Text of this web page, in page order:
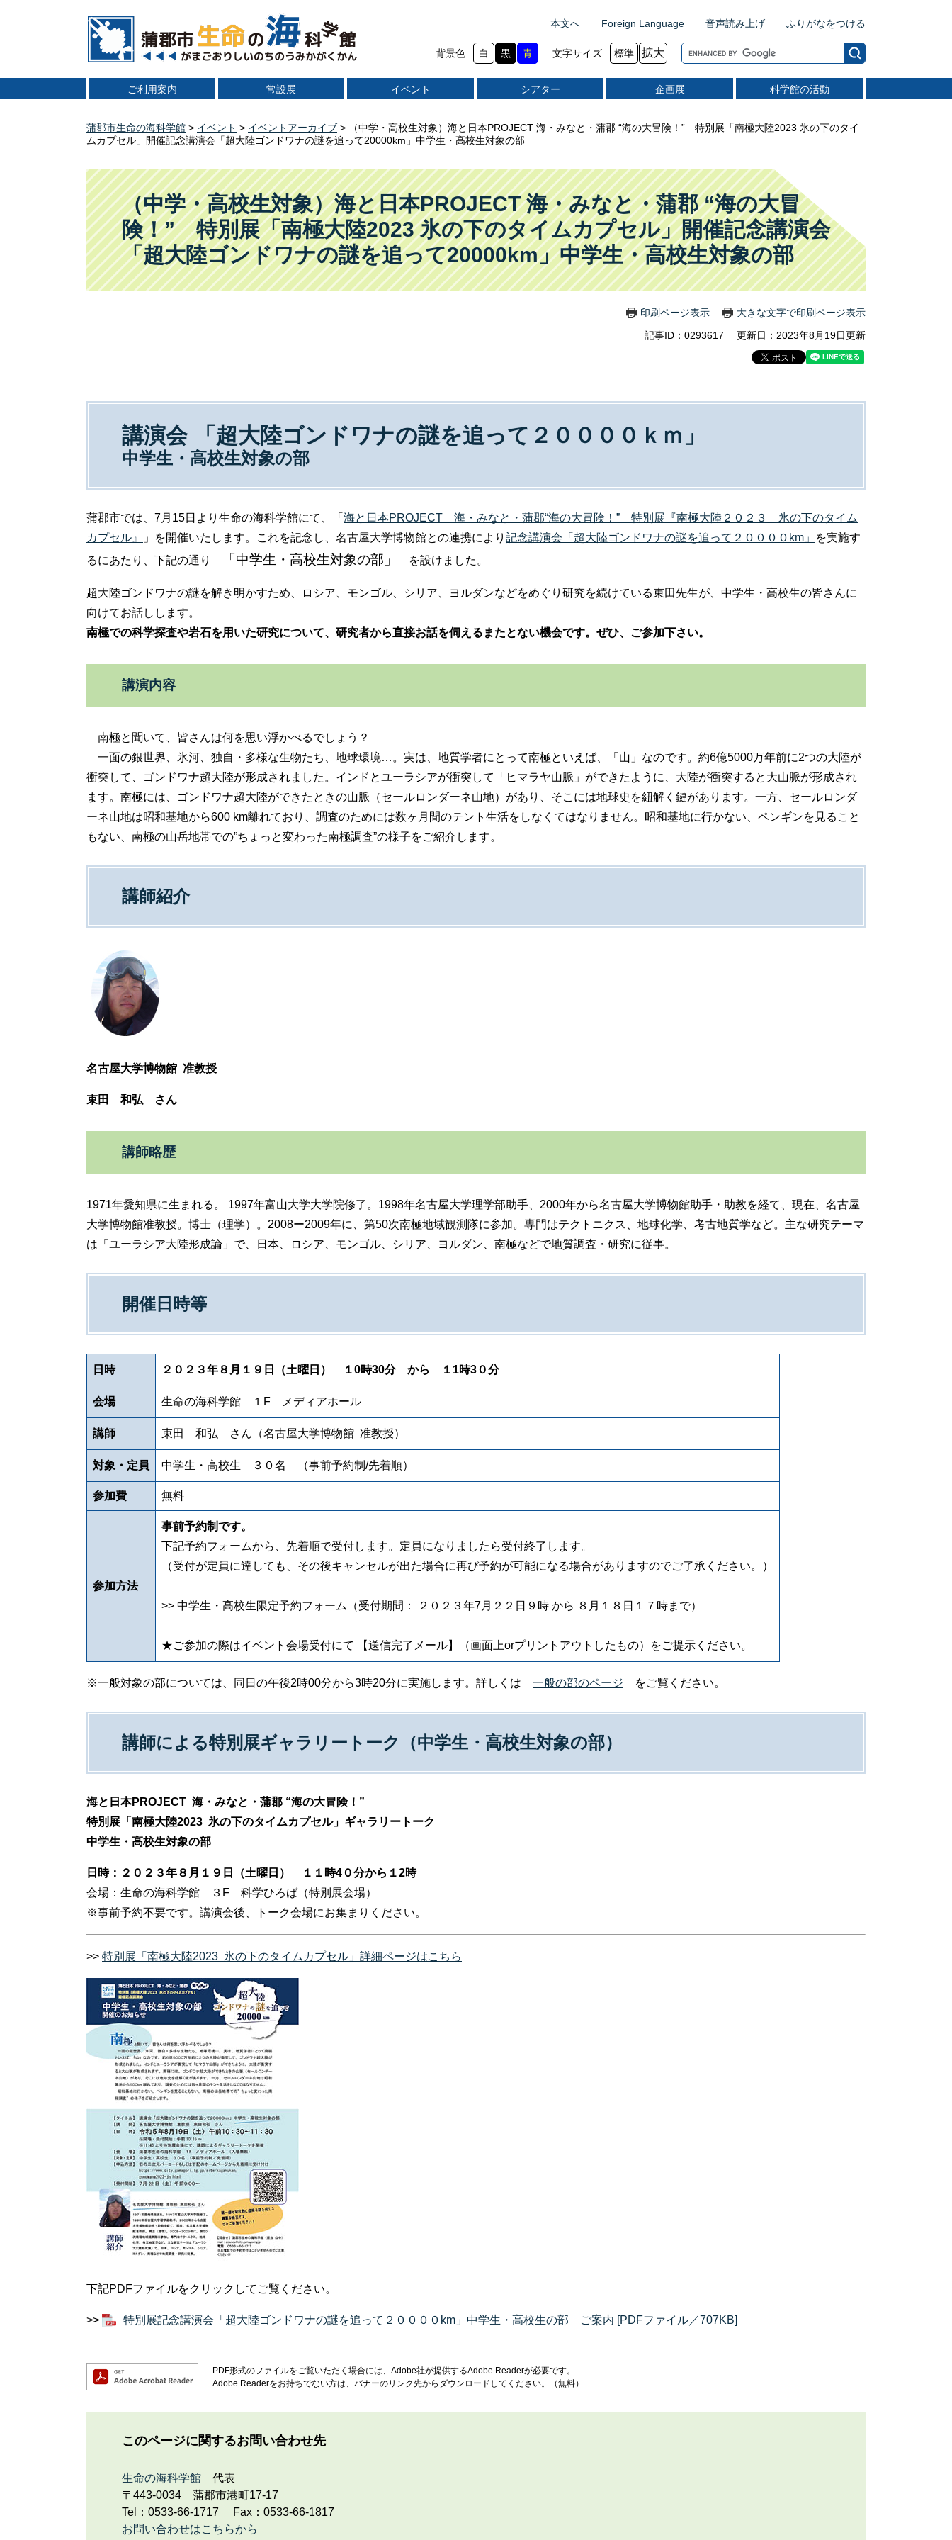
先
を
本文へ Foreign Language 音声読み上げ ふりがなをつける
背景色 白 黒 青 文字サイズ 標準 拡大
G
o
o
g
e
タ
ム
検
索
ご利用案内 常設展 イベント シアター 企画展 科学館の活動
蒲郡市生命の海科学館 > イベント > イベントアーカイブ >
（中学・高校生対象）海と日本PROJECT 海・みなと・蒲郡 “海の大冒険！” 特別展「南極大陸2023 氷の下のタイ
ムカプセル」開催記念講演会「超大陸ゴンドワナの謎を追って20000km」中学生・高校生対象の部
本
文
（中学・高校生対象）海と日本PROJECT 海・みなと・蒲郡 “海の大冒
険！” 特別展「南極大陸2023 氷の下のタイムカプセル」開催記念講演会
「超大陸ゴンドワナの謎を追って20000km」中学生・高校生対象の部
印刷ページ表示
大きな文字で印刷ページ表示
記事ID：0293617
更新日：2023年8月19日更新
講演会 「超大陸ゴンドワナの謎を追って２００００ｋｍ」
中学生・高校生対象の部
蒲郡市では、7月15日より生命の海科学館にて、「 海と日本PROJECT 海・みなと・蒲郡“海の大冒険！” 特別展『南極大陸２０２３ 氷の下のタイム
カプセル』
」を開催いたします。これを記念し、名古屋大学博物館との連携により 記念講演会「超大陸ゴンドワナの謎を追って２００００km」
を実施す
るにあたり、下記の通り
「中学生・高校生対象の部」 を設けました。
超大陸ゴンドワナの謎を解き明かすため、ロシア、モンゴル、シリア、ヨルダンなどをめぐり研究を続けている束田先生が、中学生・高校生の皆さんに
向けてお話しします。
南極での科学探査や岩石を用いた研究について、研究者から直接お話を伺えるまたとない機会です。ぜひ、ご参加下さい。
講演内容
南極と聞いて、皆さんは何を思い浮かべるでしょう？
一面の銀世界、氷河、独自・多様な生物たち、地球環境…。実は、地質学者にとって南極といえば、「山」なのです。約6億5000万年前に2つの大陸が
衝突して、ゴンドワナ超大陸が形成されました。インドとユーラシアが衝突して「ヒマラヤ山脈」ができたように、大陸が衝突すると大山脈が形成され
ます。南極には、ゴンドワナ超大陸ができたときの山脈（セールロンダーネ山地）があり、そこには地球史を紐解く鍵があります。一方、セールロンダ
ーネ山地は昭和基地から600 km離れており、調査のためには数ヶ月間のテント生活をしなくてはなりません。昭和基地に行かない、ペンギンを見ること
もない、南極の山岳地帯での”ちょっと変わった南極調査”の様子をご紹介します。
講師紹介
名古屋大学博物館 准教授
束田 和弘 さん
講師略歴
1971年愛知県に生まれる。 1997年富山大学大学院修了。1998年名古屋大学理学部助手、2000年から名古屋大学博物館助手・助教を経て、現在、名古屋
大学博物館准教授。博士（理学）。2008ー2009年に、第50次南極地域観測隊に参加。専門はテクトニクス、地球化学、考古地質学など。主な研究テーマ
は「ユーラシア大陸形成論」で、日本、ロシア、モンゴル、シリア、ヨルダン、南極などで地質調査・研究に従事。
開催日時等
日時 ２０２３年８月１９日（土曜日） １0時30分 から １1時3０分
会場 生命の海科学館 １F メディアホール
講師 束田 和弘 さん（名古屋大学博物館 准教授）
対象・定員 中学生・高校生 ３０名 （事前予約制/先着順）
参加費 無料
参加方法
事前予約制です。
下記予約フォームから、先着順で受付します。定員になりましたら受付終了します。
（受付が定員に達しても、その後キャンセルが出た場合に再び予約が可能になる場合がありますのでご了承ください。）
>> 中学生・高校生限定予約フォーム（受付期間： ２０２３年7月２２日９時 から ８月１８日１７時まで）
★ご参加の際はイベント会場受付にて 【送信完了メール】（画面上orプリントアウトしたもの）をご提示ください。
※一般対象の部については、同日の午後2時00分から3時20分に実施します。詳しくは 一般の部のページ をご覧ください。
講師による特別展ギャラリートーク（中学生・高校生対象の部）
海と日本PROJECT 海・みなと・蒲郡 “海の大冒険！”
特別展「南極大陸2023 氷の下のタイムカプセル」ギャラリートーク
中学生・高校生対象の部
日時：２０２３年８月１９日（土曜日） １１時4０分から１2時
会場：生命の海科学館 ３F 科学ひろば（特別展会場）
※事前予約不要です。講演会後、トーク会場にお集まりください。
>> 特別展「南極大陸2023 氷の下のタイムカプセル」詳細ページはこちら
下記PDFファイルをクリックしてご覧ください。
>> 特別展記念講演会「超大陸ゴンドワナの謎を追って２００００km」中学生・高校生の部 ご案内 [PDFファイル／707KB]
PDF形式のファイルをご覧いただく場合には、Adobe社が提供するAdobe Readerが必要です。
Adobe Readerをお持ちでない方は、バナーのリンク先からダウンロードしてください。（無料）
このページに関するお問い合わせ先
生命の海科学館
代表
〒443-0034
蒲郡市港町17-17
Tel：0533-66-1717
Fax：0533-66-1817
お問い合わせはこちらから